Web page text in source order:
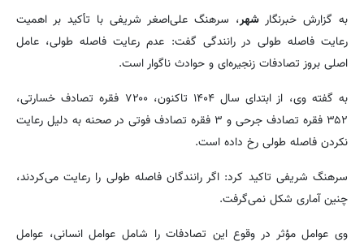
به گزارش خبرنگار شهر، سرهنگ علی‌اصغر شریفی با تأکید بر اهمیت
رعایت فاصله طولی در رانندگی گفت: عدم رعایت فاصله طولی، عامل
اصلی بروز تصادفات زنجیره‌ای و حوادث ناگوار است.
به گفته وی، از ابتدای سال ۱۴۰۴ تاکنون، ۷۲۰۰ فقره تصادف خسارتی،
۳۵۲ فقره تصادف جرحی و ۳ فقره تصادف فوتی در صحنه به دلیل رعایت
نکردن فاصله طولی رخ داده است.
سرهنگ شریفی تاکید کرد: اگر رانندگان فاصله طولی را رعایت می‌کردند،
چنین آماری شکل نمی‌گرفت.
وی عوامل مؤثر در وقوع این تصادفات را شامل عوامل انسانی، عوامل